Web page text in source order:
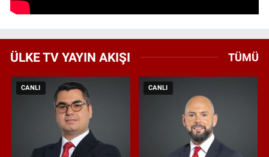
ÜLKE TV YAYIN AKIŞI TÜMÜ
CANLI CANLI